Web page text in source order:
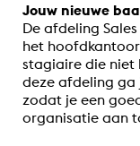
Jouw nieuwe
De afdeling
het
stagiaire die niet
deze afdeling ga
zodat je een
organisatie aan